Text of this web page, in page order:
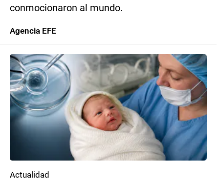
conmocionaron al mundo.
Agencia EFE
Actualidad